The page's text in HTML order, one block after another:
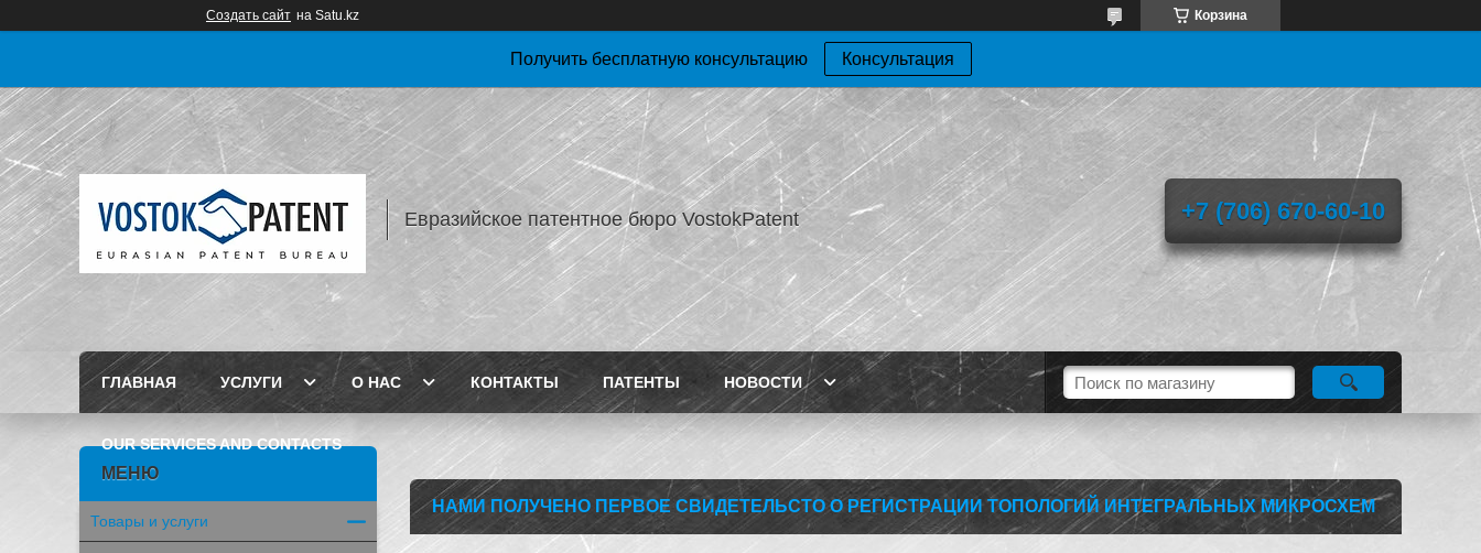
Создать сайт на Satu.kz Корзина
Получить бесплатную консультацию Консультация
Евразийское патентное бюро VostokPatent +7 (706) 670-60-10
ГЛАВНАЯ УСЛУГИ О НАС КОНТАКТЫ ПАТЕНТЫ НОВОСТИ
OUR SERVICES AND CONTACTS
НАМИ ПОЛУЧЕНО ПЕРВОЕ СВИДЕТЕЛЬСТО О РЕГИСТРАЦИИ ТОПОЛОГИЙ ИНТЕГРАЛЬНЫХ МИКРОСХЕМ
Товары и услуги